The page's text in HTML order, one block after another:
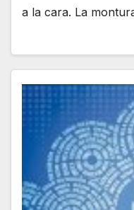
a la cara. La